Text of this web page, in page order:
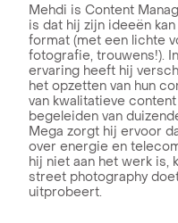
Mehdi is Content
is dat hij zijn ideeën
format (met een lichte
fotografie, trouwens!).
ervaring heeft hij
het opzetten van hun
van kwalitatieve
begeleiden van
Mega zorgt hij ervoor
over energie en
hij niet aan het werk is,
street photography
uitprobeert.